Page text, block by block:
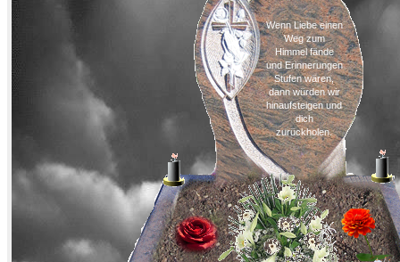
Wenn Liebe einen
Weg zum
Himmel fände
und Erinnerungen
Stufen wären,
dann würden wir
hinaufsteigen und
dich
zurückholen.